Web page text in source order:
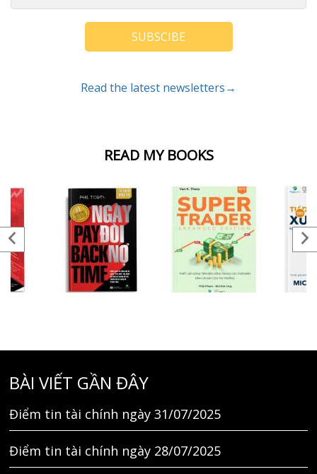
READ MY BOOKS
SUBSCIBE
Read the latest newsletters→
BÀI VIẾT GẦN ĐÂY
Điểm tin tài chính ngày 31/07/2025
Điểm tin tài chính ngày 28/07/2025